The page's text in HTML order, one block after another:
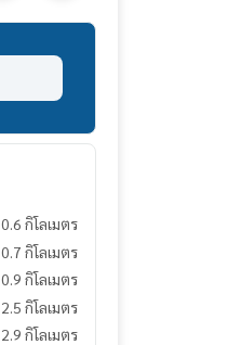
0.6 กิโลเมตร
0.7 กิโลเมตร
0.9 กิโลเมตร
2.5 กิโลเมตร
2.9 กิโลเมตร